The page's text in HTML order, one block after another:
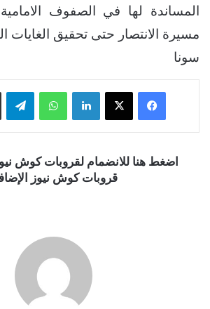
المساندة لها في الصفوف
مسيرة الانتصار حتى تحقيق الغايات
سونا
فيسبوك ‫X لينكدإن واتساب تيلقرام
اضغط هنا للانضمام لقروبات كوش
قروبات كوش نيوز